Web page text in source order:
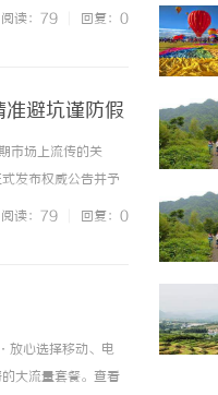
司”的全面实力，
阅读：79 回复：0
避坑谨防假
市场上流传的关
发布权威公告并予
合法正规注册认证
阅读：79 回复：0
放心选择移动、电
大流量套餐。查看